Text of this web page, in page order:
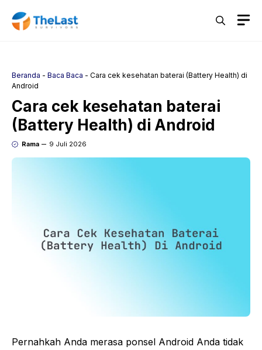
Beranda - Baca Baca - Cara cek kesehatan baterai (Battery Health) di
Android
Cara cek kesehatan baterai
(Battery Health) di Android
Rama 9 Juli 2026
Pernahkah Anda merasa ponsel Android Anda tidak